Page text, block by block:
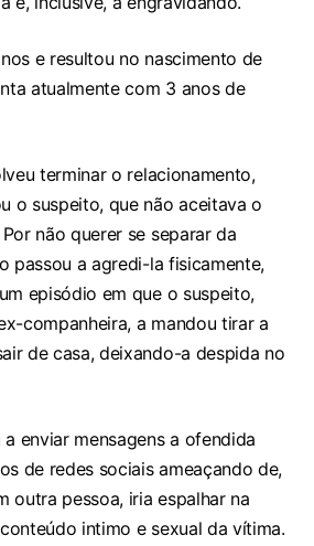
e resultou no nascimento de
atualmente com 3 anos de
terminar o relacionamento,
o suspeito, que não aceitava o
não querer se separar da
passou a agredi-la fisicamente,
episódio em que o suspeito,
companheira, a mandou tirar a
de casa, deixando-a despida no
enviar mensagens a ofendida
de redes sociais ameaçando de,
outra pessoa, iria espalhar na
intimo e sexual da vítima.